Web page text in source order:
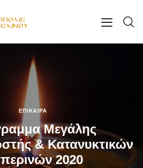
ΕΠΊΚΑΙΡΑ
Μεγάλης
& Κατανυκτικών
2020